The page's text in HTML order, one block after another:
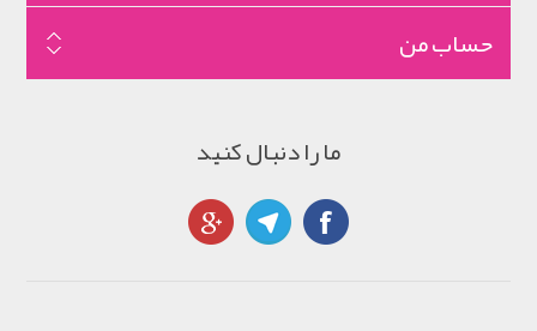
حساب من
ما را دنبال کنید